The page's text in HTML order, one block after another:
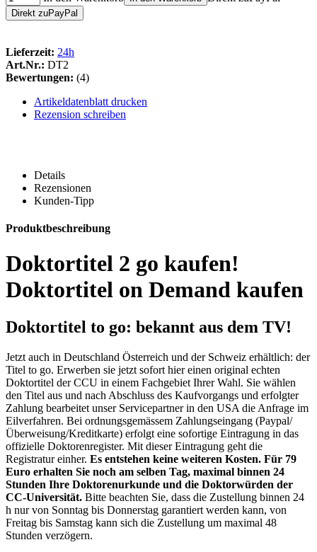
Direkt zuPayPal
Lieferzeit: 24h
Art.Nr.: DT2
Bewertungen: (4)
Artikeldatenblatt drucken
Rezension schreiben
Details
Rezensionen
Kunden-Tipp
Produktbeschreibung
Doktortitel 2 go kaufen!
Doktortitel on Demand kaufen
Doktortitel to go: bekannt aus dem TV!
Jetzt auch in Deutschland Österreich und der Schweiz erhältlich: der
Titel to go. Erwerben sie jetzt sofort hier einen original echten
Doktortitel der CCU in einem Fachgebiet Ihrer Wahl. Sie wählen
den Titel aus und nach Abschluss des Kaufvorgangs und erfolgter
Zahlung bearbeitet unser Servicepartner in den USA die Anfrage im
Eilverfahren. Bei ordnungsgemässem Zahlungseingang (Paypal/
Überweisung/Kreditkarte) erfolgt eine sofortige Eintragung in das
offizielle Doktorenregister. Mit dieser Eintragung geht die
Registratur einher. Es entstehen keine weiteren Kosten. Für 79
Euro erhalten Sie noch am selben Tag, maximal binnen 24
Stunden Ihre Doktorenurkunde und die Doktorwürden der
CC-Universität. Bitte beachten Sie, dass die Zustellung binnen 24
h nur von Sonntag bis Donnerstag garantiert werden kann, von
Freitag bis Samstag kann sich die Zustellung um maximal 48
Stunden verzögern.